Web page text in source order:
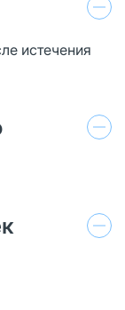
истечения